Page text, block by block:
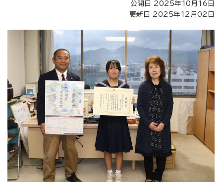
公開日 2025年10月16日
更新日 2025年12月02日